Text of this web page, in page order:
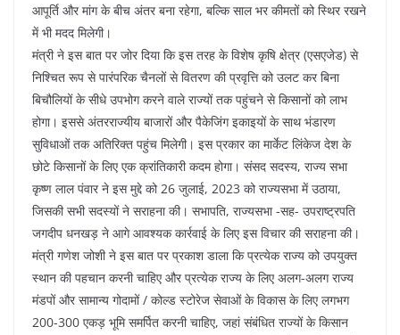
आपूर्ति और मांग के बीच अंतर बना रहेगा, बल्कि साल भर कीमतों को स्थिर रखने
में भी मदद मिलेगी।
मंत्री ने इस बात पर जोर दिया कि इस तरह के विशेष कृषि क्षेत्र (एसएजेड) से
निश्चित रूप से पारंपरिक चैनलों से वितरण की प्रवृत्ति को उलट कर बिना
बिचौलियों के सीधे उपभोग करने वाले राज्यों तक पहुंचने से किसानों को लाभ
होगा। इससे अंतरराज्यीय बाजारों और पैकेजिंग इकाइयों के साथ भंडारण
सुविधाओं तक अतिरिक्त पहुंच मिलेगी। इस प्रकार का मार्केट लिंकेज देश के
छोटे किसानों के लिए एक क्रांतिकारी कदम होगा। संसद सदस्य, राज्य सभा
कृष्ण लाल पंवार ने इस मुद्दे को 26 जुलाई, 2023 को राज्यसभा में उठाया,
जिसकी सभी सदस्यों ने सराहना की। सभापति, राज्यसभा -सह- उपराष्ट्रपति
जगदीप धनखड़ ने आगे आवश्यक कार्रवाई के लिए इस विचार की सराहना की।
मंत्री गणेश जोशी ने इस बात पर प्रकाश डाला कि प्रत्येक राज्य को उपयुक्त
स्थान की पहचान करनी चाहिए और प्रत्येक राज्य के लिए अलग-अलग राज्य
मंडपों और सामान्य गोदामों / कोल्ड स्टोरेज सेवाओं के विकास के लिए लगभग
200-300 एकड़ भूमि समर्पित करनी चाहिए, जहां संबंधित राज्यों के किसान